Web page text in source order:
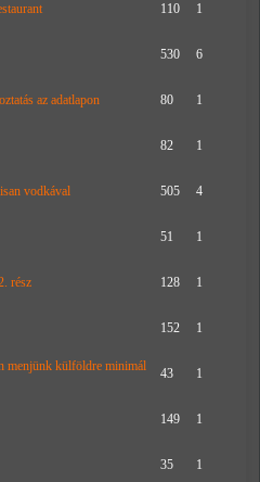
110 1
530 6
az adatlapon 80 1
82 1
vodkával 505 4
51 1
rész 128 1
152 1
menjünk külföldre minimál
43 1
149 1
35 1